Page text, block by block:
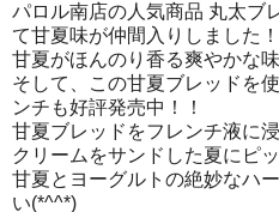
パロル南店の人気商品 丸太ブ
て甘夏味が仲間入りしました！
甘夏がほんのり香る爽やかな
そして、この甘夏ブレッドを
ンチも好評発売中！！
甘夏ブレッドをフレンチ液に
クリームをサンドした夏にピ
甘夏とヨーグルトの絶妙なハ
い(*^^*)